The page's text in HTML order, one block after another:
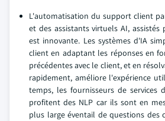
L'automatisation du support client
et des assistants virtuels AI, assistés
est innovante. Les systèmes d'IA
client en adaptant les réponses en
précédentes avec le client, et en
rapidement, améliore l'expérience
temps, les fournisseurs de services
profitent des NLP car ils sont en
plus large éventail de questions des